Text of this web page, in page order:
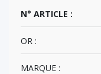
N° ARTICLE :
OR :
MARQUE :